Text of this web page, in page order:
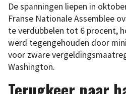
De spanningen liepen in
Franse Nationale Assemblee
te verdubbelen tot 6 procent,
werd tegengehouden door
voor zware
Washington.